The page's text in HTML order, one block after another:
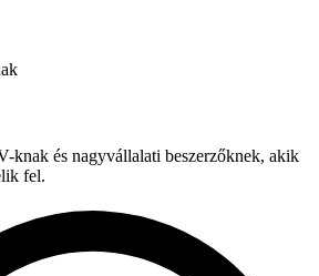
knak és nagyvállalati beszerzőknek, akik
fel.